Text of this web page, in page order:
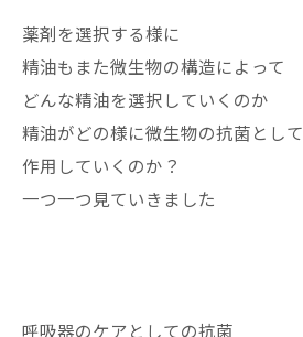
薬剤を選択する様に
精油もまた微生物の構造によって
どんな精油を選択していくのか
精油がどの様に微生物の抗菌として
作用していくのか？
一つ一つ見ていきました
呼吸器のケアとしての抗菌